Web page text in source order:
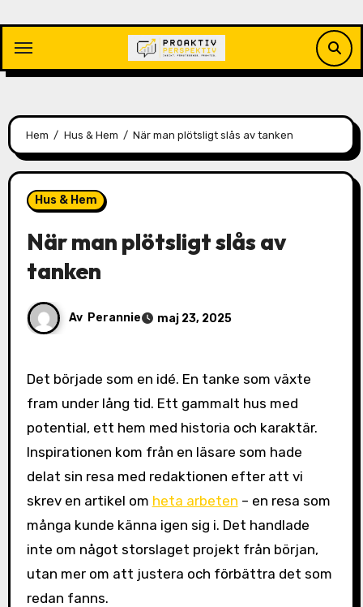
innehåll
Hem Hus & Hem När man plötsligt slås av tanken
Hus & Hem
När man plötsligt slås av
tanken
Av Perannie maj 23, 2025
Det började som en idé. En tanke som växte
fram under lång tid. Ett gammalt hus med
potential, ett hem med historia och karaktär.
Inspirationen kom från en läsare som hade
delat sin resa med redaktionen efter att vi
skrev en artikel om heta arbeten – en resa som
många kunde känna igen sig i. Det handlade
inte om något storslaget projekt från början,
utan mer om att justera och förbättra det som
redan fanns.